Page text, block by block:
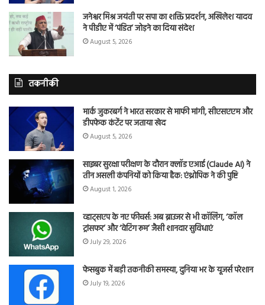
जनेश्वर मिश्र जयंती पर सपा का शक्ति प्रदर्शन, अखिलेश यादव
ने पीडीए में ‘पंडित’ जोड़ने का दिया संदेश
August 5, 2026
तकनीकी
मार्क जुकरबर्ग ने भारत सरकार से माफी मांगी, सीएसएएम और
डीपफेक कंटेंट पर जताया खेद
August 5, 2026
साइबर सुरक्षा परीक्षण के दौरान क्लॉड एआई (Claude AI) ने
तीन असली कंपनियों को किया हैक: एंथ्रोपिक ने की पुष्टि
August 1, 2026
व्हाट्सएप के नए फीचर्स: अब ब्राउजर से भी कॉलिंग, ‘कॉल
ट्रांसफर’ और ‘वेटिंग रूम’ जैसी शानदार सुविधाएं
July 29, 2026
फेसबुक में बड़ी तकनीकी समस्या, दुनिया भर के यूजर्स परेशान
July 19, 2026